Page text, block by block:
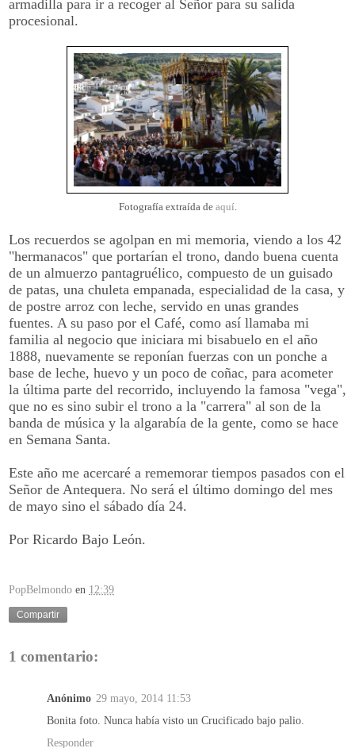
armadilla para ir a recoger al Señor para su salida
procesional.
Fotografía extraída de aquí.
Los recuerdos se agolpan en mi memoria, viendo a los 42
"hermanacos" que portarían el trono, dando buena cuenta
de un almuerzo pantagruélico, compuesto de un guisado
de patas, una chuleta empanada, especialidad de la casa, y
de postre arroz con leche, servido en unas grandes
fuentes. A su paso por el Café, como así llamaba mi
familia al negocio que iniciara mi bisabuelo en el año
1888, nuevamente se reponían fuerzas con un ponche a
base de leche, huevo y un poco de coñac, para acometer
la última parte del recorrido, incluyendo la famosa "vega",
que no es sino subir el trono a la "carrera" al son de la
banda de música y la algarabía de la gente, como se hace
en Semana Santa.
Este año me acercaré a rememorar tiempos pasados con el
Señor de Antequera. No será el último domingo del mes
de mayo sino el sábado día 24.
Por Ricardo Bajo León.
PopBelmondo en 12:39
Compartir
1 comentario:
Anónimo 29 mayo, 2014 11:53
Bonita foto. Nunca había visto un Crucificado bajo palio.
Responder